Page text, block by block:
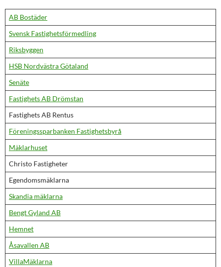
AB Bostäder
Svensk Fastighetsförmedling
Riksbyggen
HSB Nordvästra Götaland
Senäte
Fastighets AB Drömstan
Fastighets AB Rentus
Föreningssparbanken Fastighetsbyrå
Mäklarhuset
Christo Fastigheter
Egendomsmäklarna
Skandia mäklarna
Bengt Gyland AB
Hemnet
Åsavallen AB
VillaMäklarna